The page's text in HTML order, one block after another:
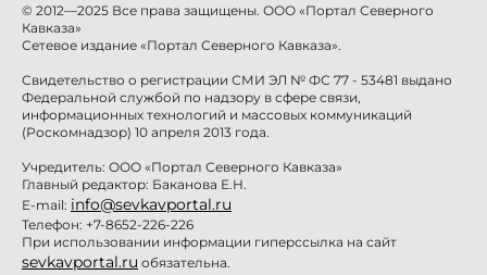
© 2012—2025 Все права защищены. ООО «Портал Северного
Кавказа»
Сетевое издание «Портал Северного Кавказа».
Свидетельство о регистрации СМИ ЭЛ № ФС 77 - 53481 выдано
Федеральной службой по надзору в сфере связи,
информационных технологий и массовых коммуникаций
(Роскомнадзор) 10 апреля 2013 года.
Учредитель: ООО «Портал Северного Кавказа»
Главный редактор: Баканова Е.Н.
E-mail: info@sevkavportal.ru
Телефон: +7-8652-226-226
При использовании информации гиперссылка на сайт
sevkavportal.ru обязательна.